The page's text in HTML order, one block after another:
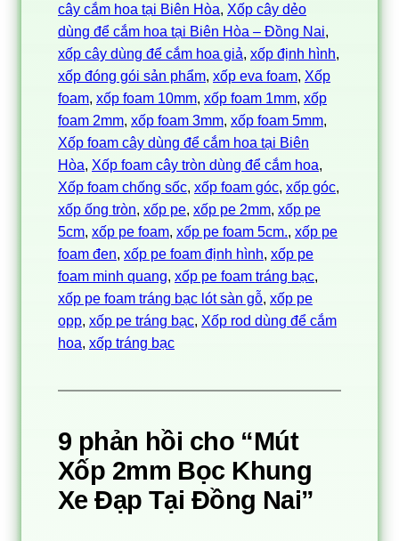
cây cắm hoa tại Biên Hòa, Xốp cây dẻo
dùng để cắm hoa tại Biên Hòa – Đồng Nai
xốp cây dùng để cắm hoa giả, xốp định hình
xốp đóng gói sản phẩm, xốp eva foam, Xốp
foam, xốp foam 10mm, xốp foam 1mm, xốp
foam 2mm, xốp foam 3mm, xốp foam 5mm
Xốp foam cây dùng để cắm hoa tại Biên
Hòa, Xốp foam cây tròn dùng để cắm hoa
Xốp foam chống sốc, xốp foam góc, xốp góc
xốp ống tròn, xốp pe, xốp pe 2mm, xốp pe
5cm, xốp pe foam, xốp pe foam 5cm., xốp pe
foam đen, xốp pe foam định hình, xốp pe
foam minh quang, xốp pe foam tráng bạc
xốp pe foam tráng bạc lót sàn gỗ, xốp pe
opp, xốp pe tráng bạc, Xốp rod dùng để cắm
hoa, xốp tráng bạc
9 phản hồi cho “Mút
Xốp 2mm Bọc Khung
Xe Đạp Tại Đồng Nai”